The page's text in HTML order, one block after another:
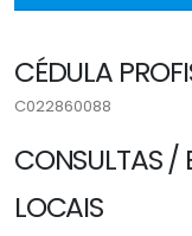
CÉDULA
C022860088
CONSULTAS /
LOCAIS